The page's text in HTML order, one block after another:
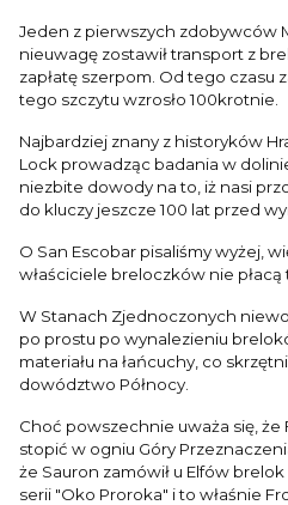
Jeden z pierwszych zdobywców
nieuwagę zostawił transport z
zapłatę szerpom. Od tego
tego szczytu wzrosło 100krotnie.
Najbardziej znany z historyków
Lock prowadząc badania w
niezbite dowody na to, iż nasi
do kluczy jeszcze 100 lat przed
O San Escobar pisaliśmy wyżej,
właściciele breloczków nie
W Stanach Zjednoczonych
po prostu po wynalezieniu
materiału na łańcuchy, co
dowództwo Północy.
Choć powszechnie uważa się, że
stopić w ogniu Góry
że Sauron zamówił u Elfów
serii "Oko Proroka" i to właśnie